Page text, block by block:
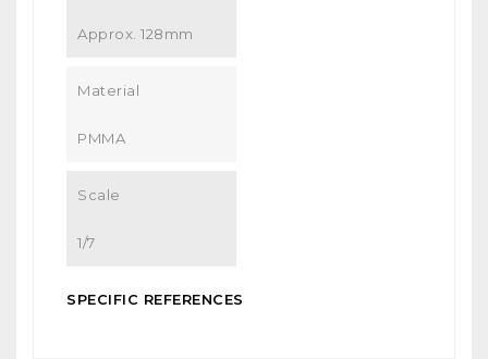
Approx. 128mm
Material
PMMA
Scale
1/7
SPECIFIC REFERENCES